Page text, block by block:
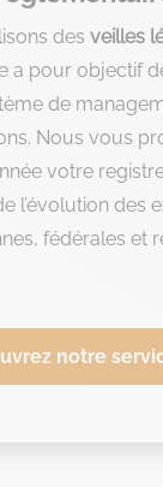
des veilles
a pour objectif
de
Nous vous
votre
l’évolution des
fédérales et
notre